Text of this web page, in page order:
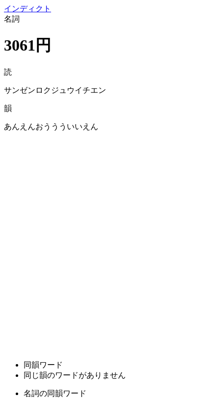
インディクト
名詞
3061円
読
サンゼンロクジュウイチエン
韻
あんえんおううういいえん
同韻ワード
同じ韻のワードがありません
名詞の同韻ワード